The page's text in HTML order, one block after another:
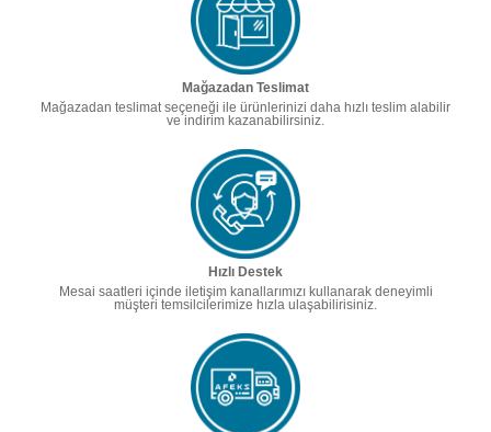
Mağazadan Teslimat
Mağazadan teslimat seçeneği ile ürünlerinizi daha hızlı teslim alabilir
ve indirim kazanabilirsiniz.
Hızlı Destek
Mesai saatleri içinde iletişim kanallarımızı kullanarak deneyimli
müşteri temsilcilerimize hızla ulaşabilirisiniz.